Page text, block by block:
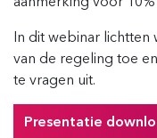
In dit webinar
van de regeling toe
te vragen uit.
Presentatie